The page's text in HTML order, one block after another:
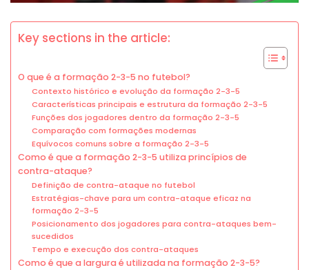
Key sections in the article:
O que é a formação 2-3-5 no futebol?
Contexto histórico e evolução da formação 2-3-5
Características principais e estrutura da formação 2-3-5
Funções dos jogadores dentro da formação 2-3-5
Comparação com formações modernas
Equívocos comuns sobre a formação 2-3-5
Como é que a formação 2-3-5 utiliza princípios de
contra-ataque?
Definição de contra-ataque no futebol
Estratégias-chave para um contra-ataque eficaz na
formação 2-3-5
Posicionamento dos jogadores para contra-ataques bem-
sucedidos
Tempo e execução dos contra-ataques
Como é que a largura é utilizada na formação 2-3-5?